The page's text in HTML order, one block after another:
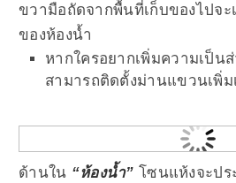
ขวามือถัดจากพื้นที่เก็บของไปจะ
ของห้องน้ำ
หากใครอยากเพิ่มความเป็น
สามารถติดตั้งม่านแขวนเพิ่
ด้านใน “ห้องน้ำ” โซนแห้งจะป